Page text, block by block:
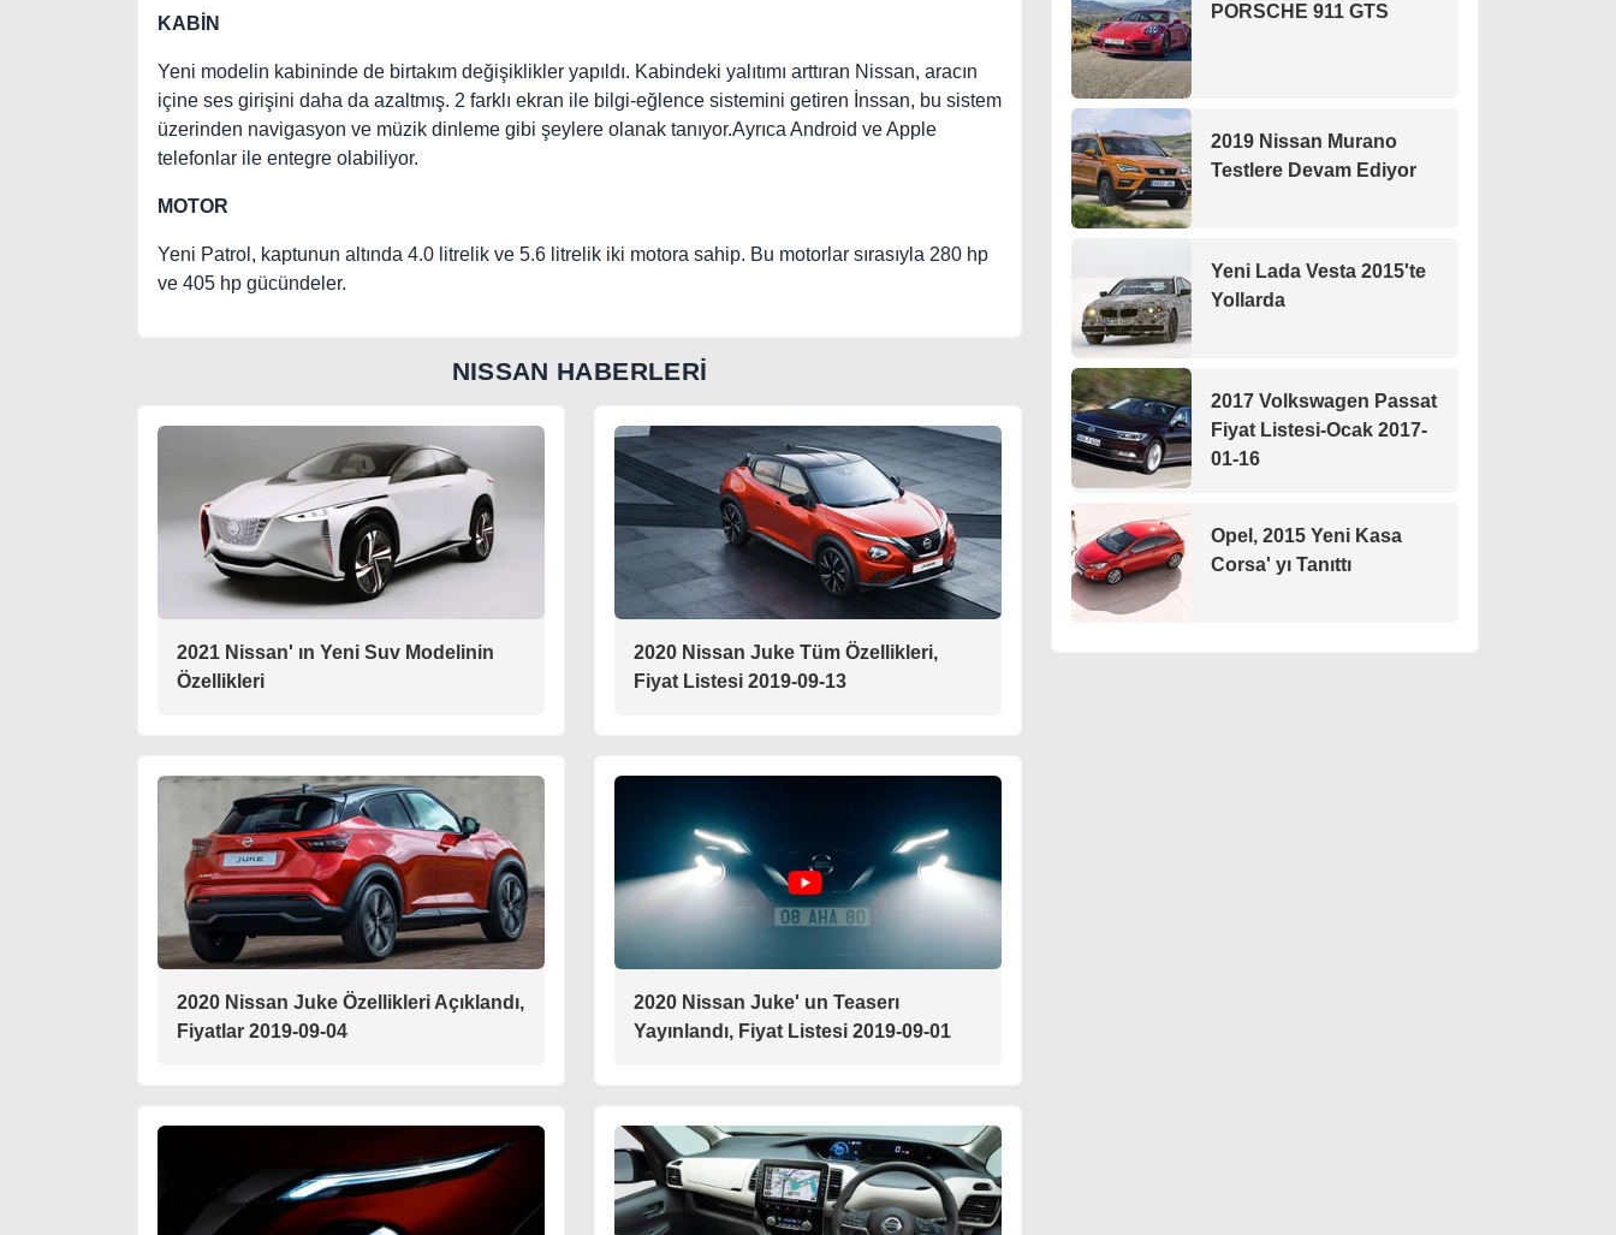
KABİN
Yeni modelin kabininde de birtakım değişiklikler yapıldı. Kabindeki yalıtımı arttıran Nissan, aracın
içine ses girişini daha da azaltmış. 2 farklı ekran ile bilgi-eğlence sistemini getiren İnssan, bu sistem
üzerinden navigasyon ve müzik dinleme gibi şeylere olanak tanıyor.Ayrıca Android ve Apple
telefonlar ile entegre olabiliyor.
MOTOR
Yeni Patrol, kaptunun altında 4.0 litrelik ve 5.6 litrelik iki motora sahip. Bu motorlar sırasıyla 280 hp
ve 405 hp gücündeler.
NISSAN HABERLERİ
2021 Nissan' ın Yeni Suv Modelinin
Özellikleri
2020 Nissan Juke Tüm Özellikleri,
Fiyat Listesi 2019-09-13
2020 Nissan Juke Özellikleri Açıklandı,
Fiyatlar 2019-09-04
2020 Nissan Juke' un Teaserı
Yayınlandı, Fiyat Listesi 2019-09-01
PORSCHE 911 GTS
2019 Nissan Murano
Testlere Devam Ediyor
Yeni Lada Vesta 2015'te
Yollarda
2017 Volkswagen Passat
Fiyat Listesi-Ocak 2017-
01-16
Opel, 2015 Yeni Kasa
Corsa' yı Tanıttı